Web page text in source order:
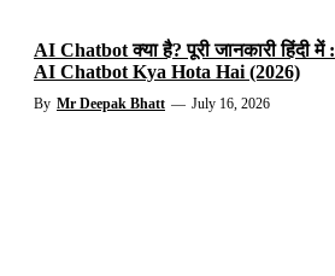
AI Chatbot क्या है? पूरी जानकारी हिंदी में :
AI Chatbot Kya Hota Hai (2026)
By Mr Deepak Bhatt — July 16, 2026